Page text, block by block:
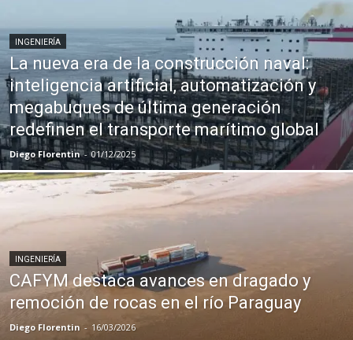
INGENIERÍA
La nueva era de la construcción naval:
inteligencia artificial, automatización y
megabuques de última generación
redefinen el transporte marítimo global
Diego Florentin - 01/12/2025
INGENIERÍA
CAFYM destaca avances en dragado y
remoción de rocas en el río Paraguay
Diego Florentin - 16/03/2026